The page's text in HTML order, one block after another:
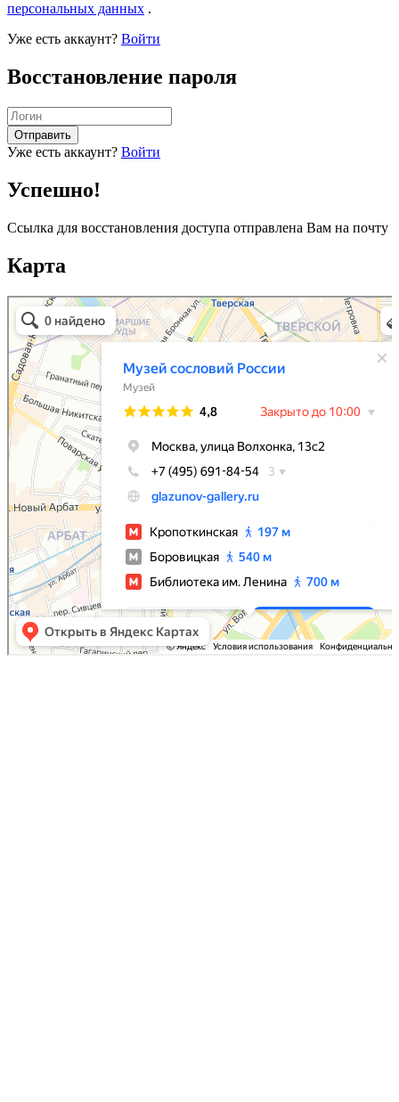
персональных данных .
Уже есть аккаунт? Войти
Восстановление пароля
Отправить
Уже есть аккаунт? Войти
Успешно!
Ссылка для восстановления доступа отправлена Вам на почту
Карта
Музей сословий России
Музей в Москве